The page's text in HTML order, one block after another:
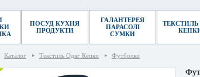
ПОСУД КУХНЯ
ПРОДУКТИ
ГАЛАНТЕРЕЯ
ПАРАСОЛІ
СУМКИ
ТЕКСТИЛЬ
Каталог Текстиль Одяг Кепки Футболки